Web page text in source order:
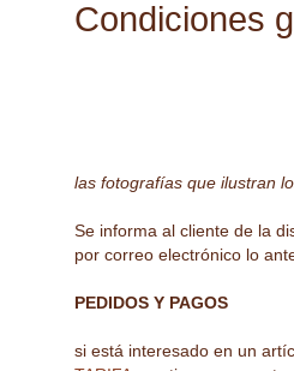
Condiciones
las fotografías que ilustran
Se informa al cliente de la
por correo electrónico lo
PEDIDOS Y PAGOS
si está interesado en un